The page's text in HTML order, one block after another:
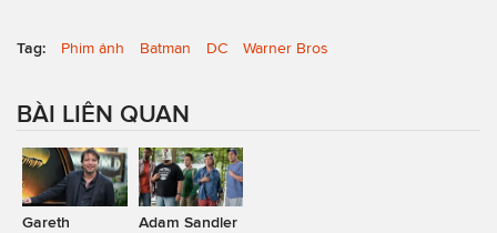
Tag: Phim ảnh Batman DC Warner Bros
BÀI LIÊN QUAN
Gareth
Adam Sandler